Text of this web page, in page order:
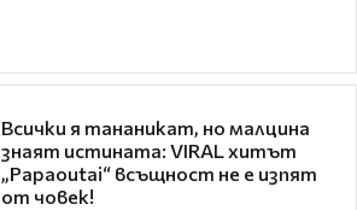
Всички я тананикат, но малцина
знаят истината: VIRAL хитът
„Papaoutai“ всъщност не е изпят
от човек!